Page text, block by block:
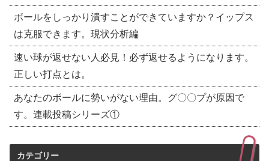
ボールをしっかり潰すことができていますか？イップス
は克服できます。現状分析編
速い球が返せない人必見！必ず返せるようになります。
正しい打点とは。
あなたのボールに勢いがない理由。グ〇〇プが原因で
す。連載投稿シリーズ①
カテゴリー